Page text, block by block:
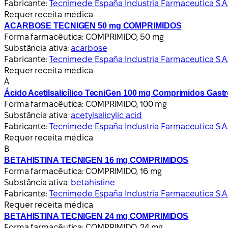
Fabricante: Tecnimede España Industria Farmaceutica S.A.
Requer receita médica
ACARBOSE TECNIGEN 50 mg COMPRIMIDOS
Forma farmacêutica: COMPRIMIDO, 50 mg
Substância ativa:acarbose
Fabricante: Tecnimede España Industria Farmaceutica S.A.
Requer receita médica
Á
Ácido Acetilsalicílico TecniGen 100 mg Comprimidos
Forma farmacêutica: COMPRIMIDO, 100 mg
Substância ativa:acetylsalicylic acid
Fabricante: Tecnimede España Industria Farmaceutica S.A.
Requer receita médica
B
BETAHISTINA TECNIGEN 16 mg COMPRIMIDOS
Forma farmacêutica: COMPRIMIDO, 16 mg
Substância ativa: betahistine
Fabricante: Tecnimede España Industria Farmaceutica S.A.
Requer receita médica
BETAHISTINA TECNIGEN 24 mg COMPRIMIDOS